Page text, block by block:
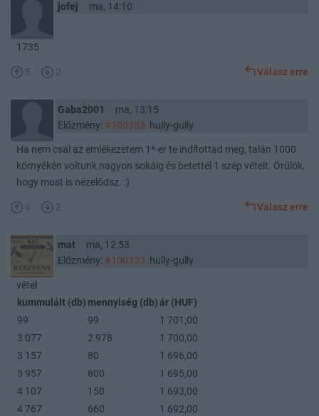
jofej ma, 14:10
1735
5 2 Válasz erre
Gaba2001
ma, 13:15
Előzmény: #100333 hully-gully
Ha nem csal az emlékezetem 1*-er te indítottad meg, talán 1000
környékén voltunk nagyon sokáig és betettél 1 szép vételt. Örülök,
hogy most is nézelődsz. :)
6 2 Válasz erre
mat
ma, 12:53
Előzmény: #100333 hully-gully
vétel
kummulált (db) mennyiség (db)ár (HUF)
99
99
1 701,00
3 077
2 978
1 700,00
3 157
80
1 696,00
3 957
800
1 695,00
4 107
150
1 693,00
4 767
660
1 692,00